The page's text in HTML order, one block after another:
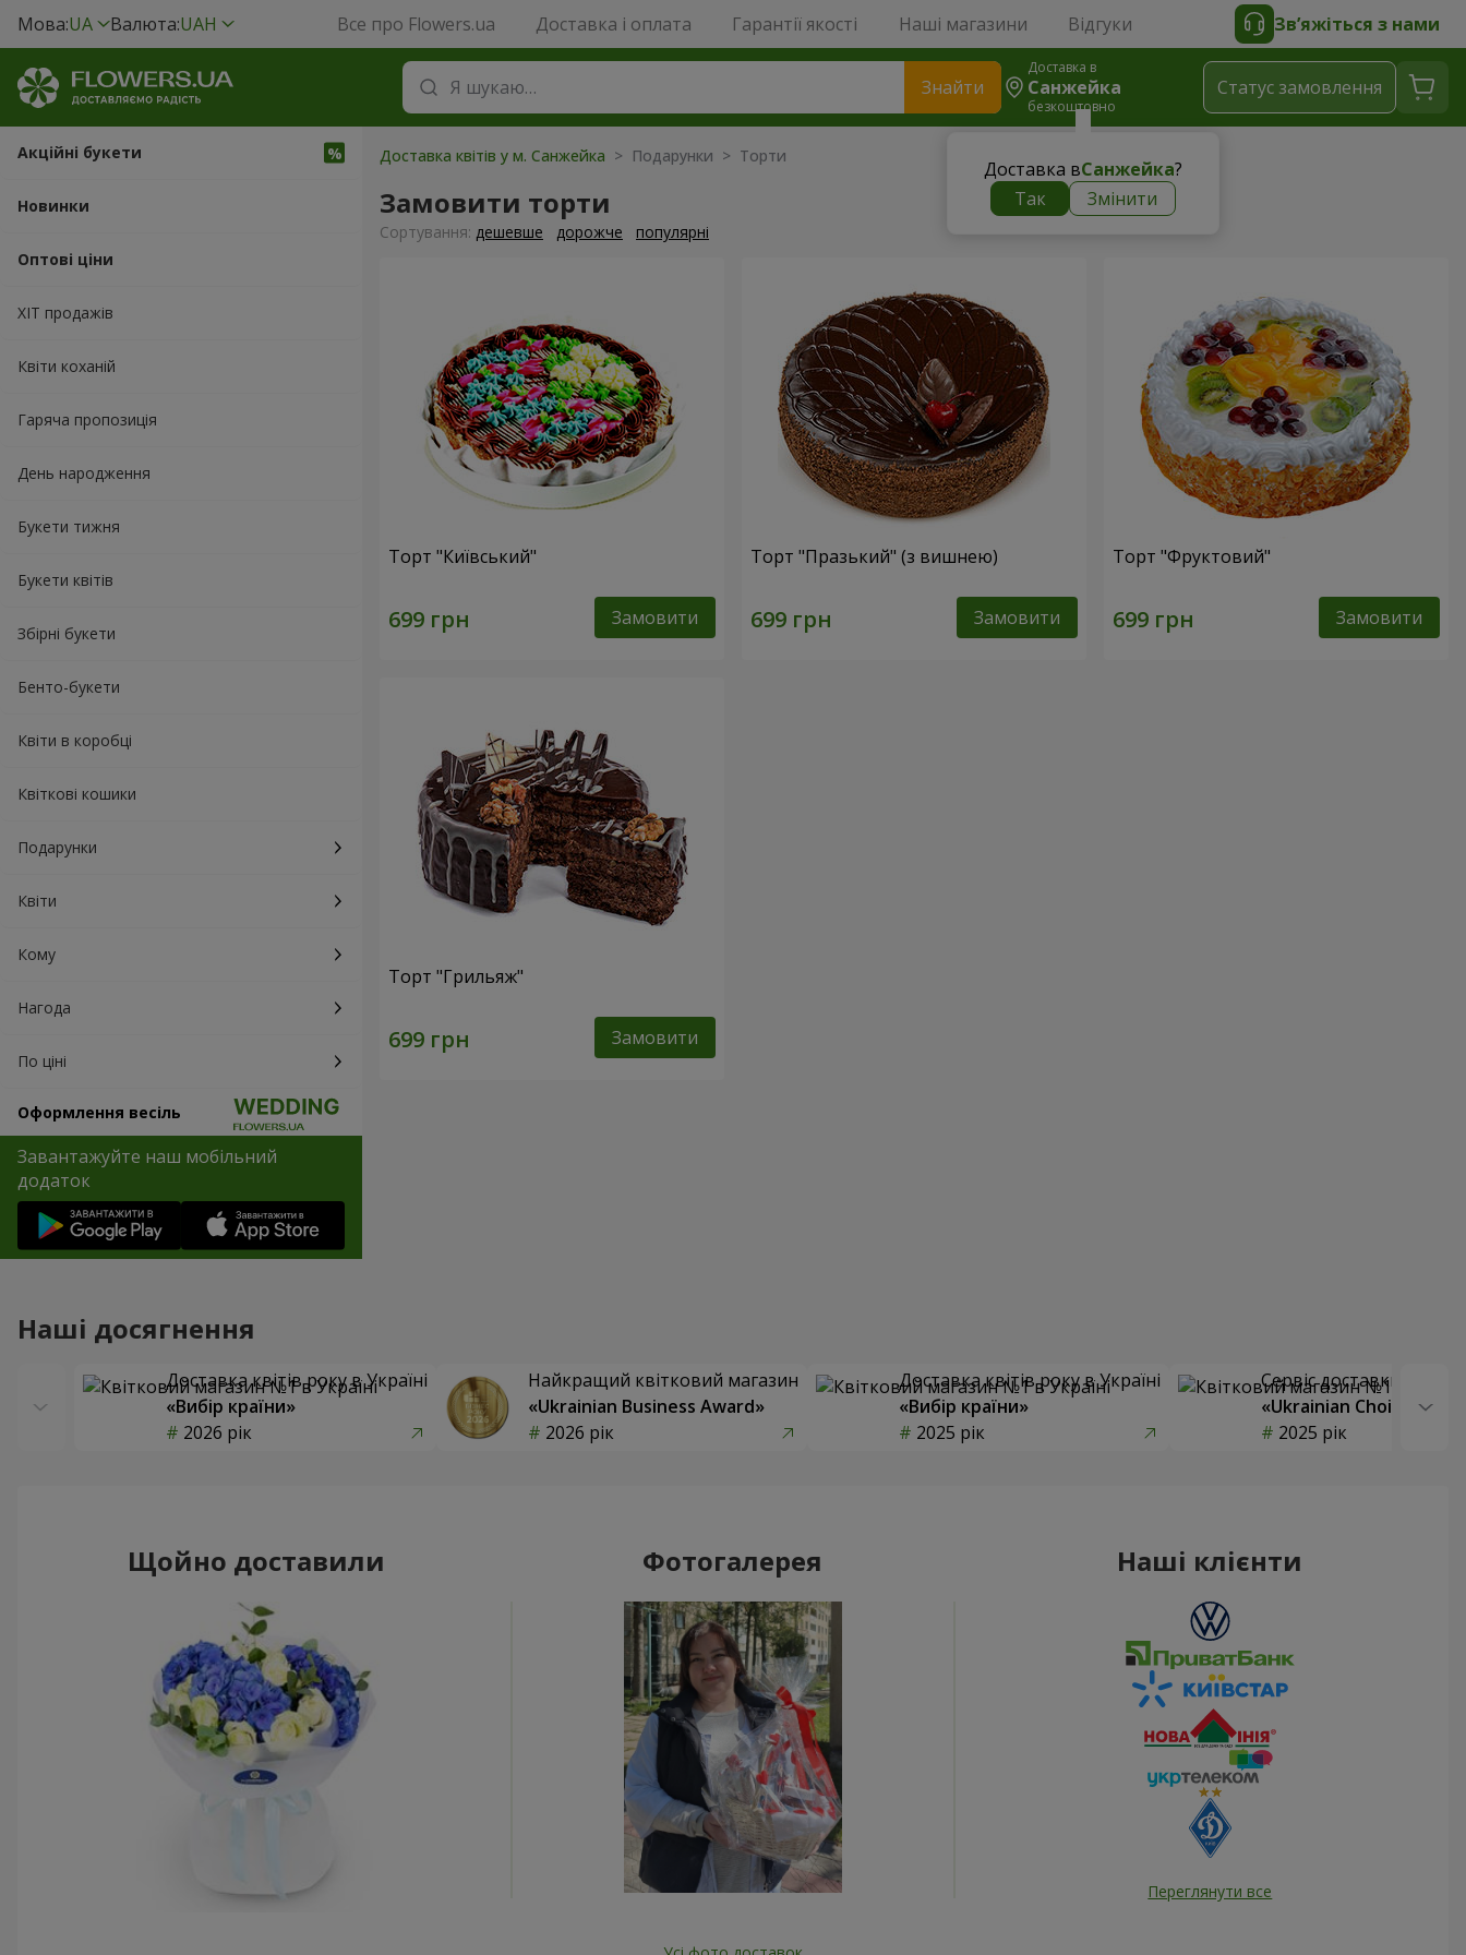
Мова:UA Валюта:UAH Все про Flowers.ua Доставка і оплата Гарантії якості Наші магазини Відгуки Зв’яжіться з нами
Знайти
Доставка в
Санжейка
безкоштовно
Доставка вСанжейка?
Так
Змінити
Статус замовлення
Акційні букети
Новинки
Оптові ціни
ХІТ продажів
Квіти коханій
Гаряча пропозиція
День народження
Букети тижня
Букети квітів
Збірні букети
Бенто-букети
Квіти в коробці
Квіткові кошики
Подарунки
Квіти
Кому
Нагода
По ціні
Оформлення весіль
Завантажуйте наш мобільний
додаток
Доставка квітів у м. Санжейка > Подарунки > Торти
Замовити торти
Сортування: дешевше дорожче популярні
Торт "Київський"
Замовити
Торт "Празький" (з вишнею)
Замовити
Торт "Фруктовий"
Замовити
Торт "Грильяж"
Замовити
Наші досягнення
Доставка квітів року в Україні
«Вибір країни»
2026 рік
Найкращий квітковий магазин
«Ukrainian Business Award»
2026 рік
Доставка квітів року в Україні
«Вибір країни»
2025 рік
Сервіс доставки квітів
«Ukrainian Choice»
2025 рік
Щойно доставили Фотогалерея Наші клієнти
Переглянути все